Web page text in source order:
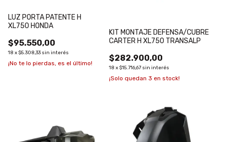
LUZ PORTA PATENTE H
XL750 HONDA
$95.550,00
18 x $5.308,33 sin interés
¡No te lo pierdas, es el último!
KIT MONTAJE DEFENSA/CUBRE
CARTER H XL750 TRANSALP
$282.900,00
18 x $15.716,67 sin interés
¡Solo quedan 3 en stock!